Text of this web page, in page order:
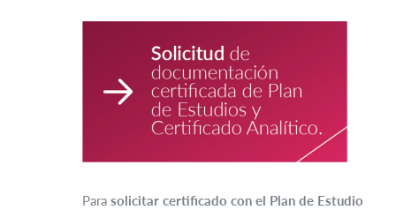
Para solicitar certificado con el Plan de Estudio